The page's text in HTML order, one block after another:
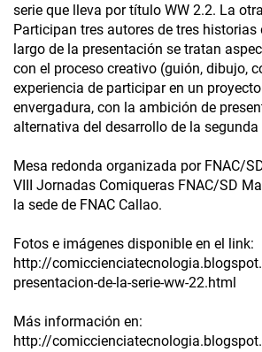
serie que lleva por título WW 2.2. La
Participan tres autores de tres historias
largo de la presentación se tratan
con el proceso creativo (guión, dibujo,
experiencia de participar en un
envergadura, con la ambición de
alternativa del desarrollo de la
Mesa redonda organizada por FNAC/
VIII Jornadas Comiqueras FNAC/SD
la sede de FNAC Callao.
Fotos e imágenes disponible en el link:
http://
presentacion-de-la-serie-ww-22.html
Más información en:
http://